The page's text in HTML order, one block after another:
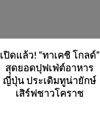
เปิดแล้ว! “ทาเคชิ โกลด์”
สุดยอดปุฟเฟ่ต์อาหาร
ญี่ปุ่น ประเดิมทูน่ายักษ์
เสิร์ฟชาวโคราช